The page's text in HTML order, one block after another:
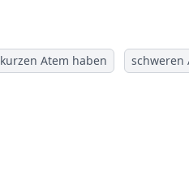
kurzen Atem haben schweren